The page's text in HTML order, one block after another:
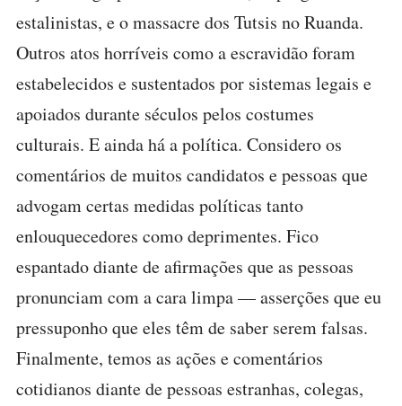
estalinistas, e o massacre dos Tutsis no Ruanda.
Outros atos horríveis como a escravidão foram
estabelecidos e sustentados por sistemas legais e
apoiados durante séculos pelos costumes
culturais. E ainda há a política. Considero os
comentários de muitos candidatos e pessoas que
advogam certas medidas políticas tanto
enlouquecedores como deprimentes. Fico
espantado diante de afirmações que as pessoas
pronunciam com a cara limpa — asserções que eu
pressuponho que eles têm de saber serem falsas.
Finalmente, temos as ações e comentários
cotidianos diante de pessoas estranhas, colegas,